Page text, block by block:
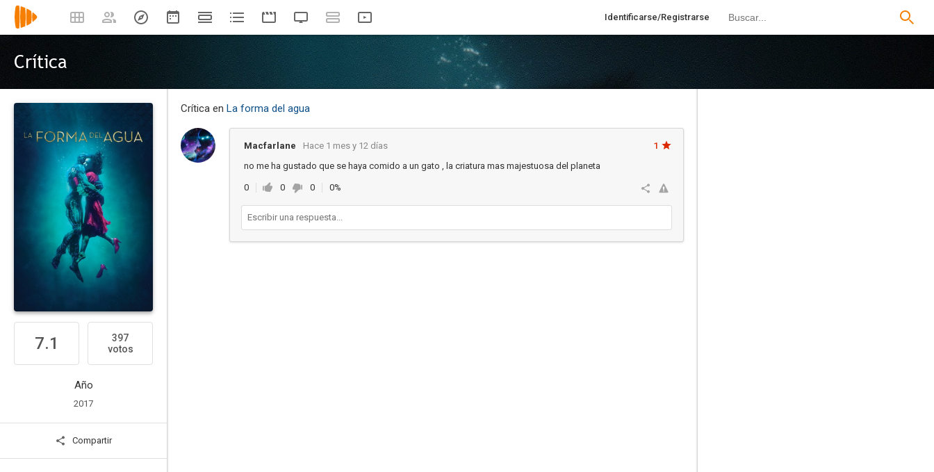
Identificarse/Registrarse
Crítica
7.1
397
votos
Año
2017
Compartir
Crítica en La forma del agua
Macfarlane Hace 1 mes y 12 días
1
no me ha gustado que se haya comido a un gato , la criatura mas majestuosa del planeta
0 0 0 0%